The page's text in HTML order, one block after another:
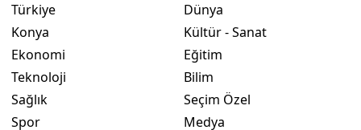
Türkiye
Konya
Ekonomi
Teknoloji
Sağlık
Spor
Dünya
Kültür - Sanat
Eğitim
Bilim
Seçim Özel
Medya